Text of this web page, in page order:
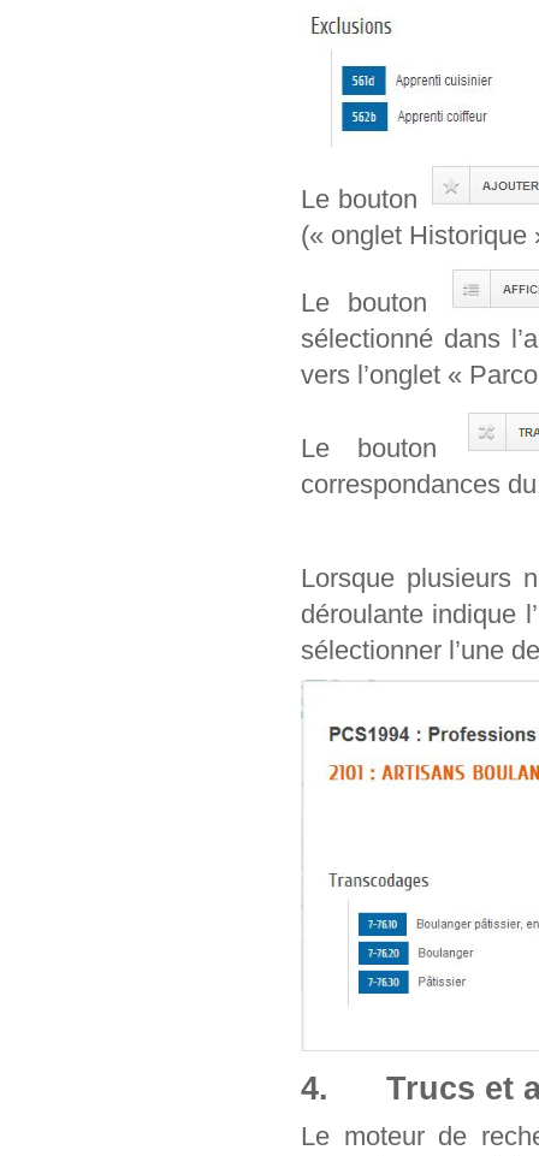
Le bouton
(« onglet Historique
Le bouton
sélectionné dans
vers l’onglet «
Le bouton
correspondances
Lorsque plusieurs
déroulante indique
sélectionner l’une
4. Trucs et
Le moteur de